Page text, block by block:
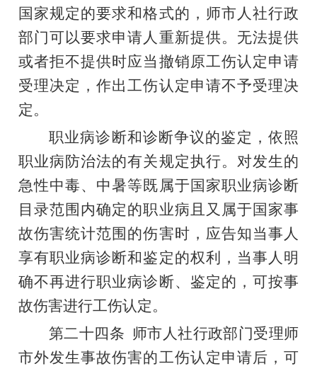
国家规定的要求和格式的，师市人社行政
部门可以要求申请人 重新提供。 无法提供
或者拒不提供时应当 撤销原工伤认定申请
受理决定 ，作出工伤认定申请不予受理决
定。
职业病诊断和诊断争议的鉴定，依照
职业病防治法的有关规定执行。对发生的
急性中毒、中暑等既属于国家职业病诊断
目录范围内确定的职业病且又属于国家事
故伤害统计范围的伤害时，应告知当事人
享有职业病诊断和鉴定的权利，当事人明
确不再进行职业病诊断、鉴定的，可按事
故伤害进行工伤认定。
第二十四条 师市人社行政部门受理师
市外发生事故伤害的工伤认定申请后，可